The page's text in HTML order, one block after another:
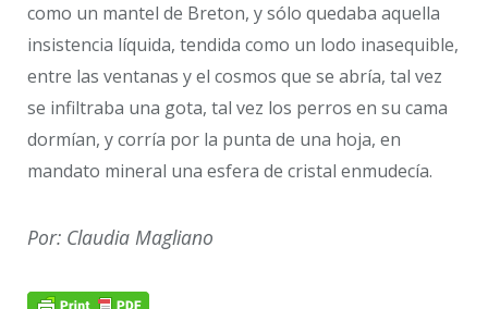
como un mantel de Breton, y sólo quedaba aquella
insistencia líquida, tendida como un lodo inasequible,
entre las ventanas y el cosmos que se abría, tal vez
se infiltraba una gota, tal vez los perros en su cama
dormían, y corría por la punta de una hoja, en
mandato mineral una esfera de cristal enmudecía.
Por: Claudia Magliano